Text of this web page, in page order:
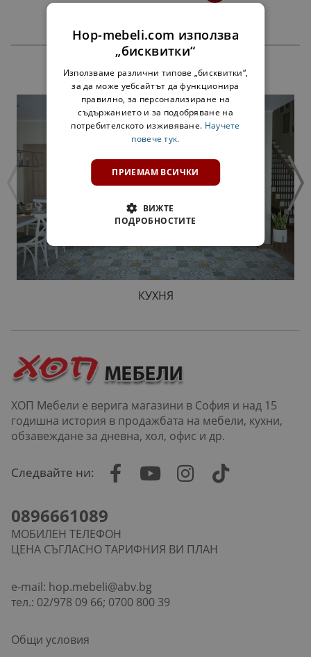
ПРОДУКТИ
КУХНЯ
ХОП Мебели е верига магазини в София и над 15
годишна история в продажбата на мебели, кухни,
обзавеждане за дневна, хол, офис и др.
Следвайте ни:
0896661089
МОБИЛЕН ТЕЛЕФОН
ЦЕНА СЪГЛАСНО ТАРИФНИЯ ВИ ПЛАН
e-mail: hop.mebeli@abv.bg
тел.: 02/978 09 66; 0700 800 39
Общи условия
Hop-mebeli.com използва
„бисквитки“
Използваме различни типове „бисквитки“,
за да може уебсайтът да функционира
правилно, за персонализиране на
съдържанието и за подобряване на
потребителското изживяване. Научете
повече тук.
ПРИЕМАМ ВСИЧКИ
ВИЖТЕ
ПОДРОБНОСТИТЕ